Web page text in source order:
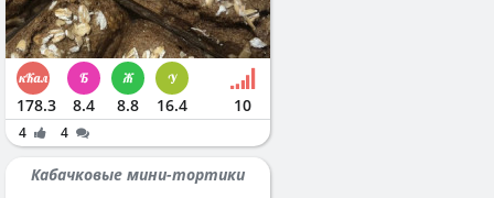
178.3 8.4 8.8 16.4 10
4 4
Кабачковые мини-тортики